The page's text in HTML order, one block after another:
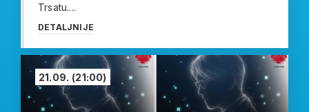
Trsatu....
DETALJNIJE
21.09. (21:00)